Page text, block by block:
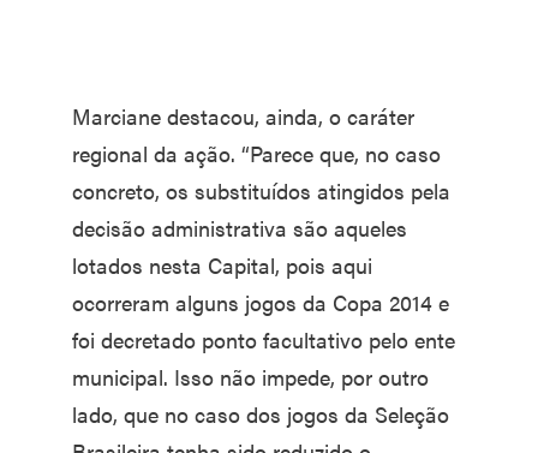
Marciane destacou, ainda, o caráter
regional da ação. “Parece que, no caso
concreto, os substituídos atingidos pela
decisão administrativa são aqueles
lotados nesta Capital, pois aqui
ocorreram alguns jogos da Copa 2014 e
foi decretado ponto facultativo pelo ente
municipal. Isso não impede, por outro
lado, que no caso dos jogos da Seleção